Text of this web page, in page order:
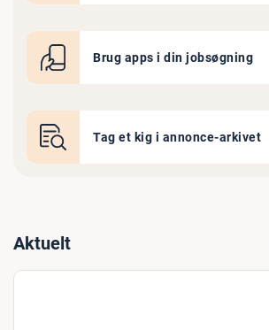
Brug apps i din jobsøgning
Tag et kig i annonce-arkivet
Aktuelt